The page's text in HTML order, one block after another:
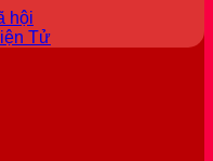
hội
Tử